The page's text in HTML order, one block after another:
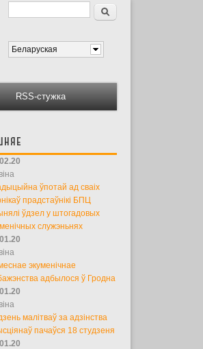
Форма пошуку
Пошук
Беларуская
RSS-стужка
ўпотай ад сваіх
прадстаўнікі БПЦ
ўдзел у штогадовых
служэньнях
экуменічнае
адбылося ў Гродна
малітваў за адзінства
пачаўся 18 студзеня